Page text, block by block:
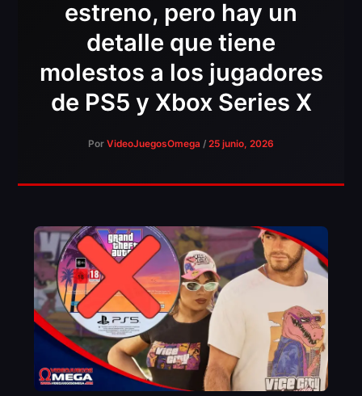
estreno, pero hay un
detalle que tiene
molestos a los jugadores
de PS5 y Xbox Series X
Por VideoJuegosOmega / 25 junio, 2026